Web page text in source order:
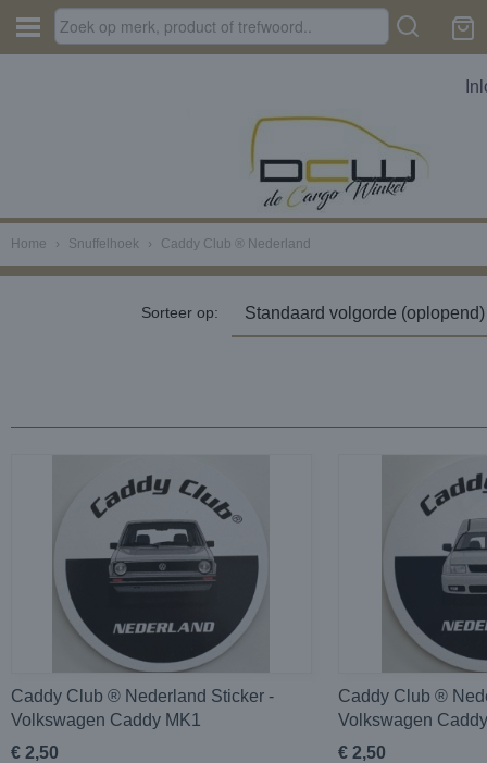
Home › Snuffelhoek › Caddy Club ®️ Nederland
Sorteer op:
Caddy Club ®️ Nederland Sticker -
Volkswagen Caddy MK1
€ 2,50
Caddy Club ®️
Volkswagen
€ 2,50